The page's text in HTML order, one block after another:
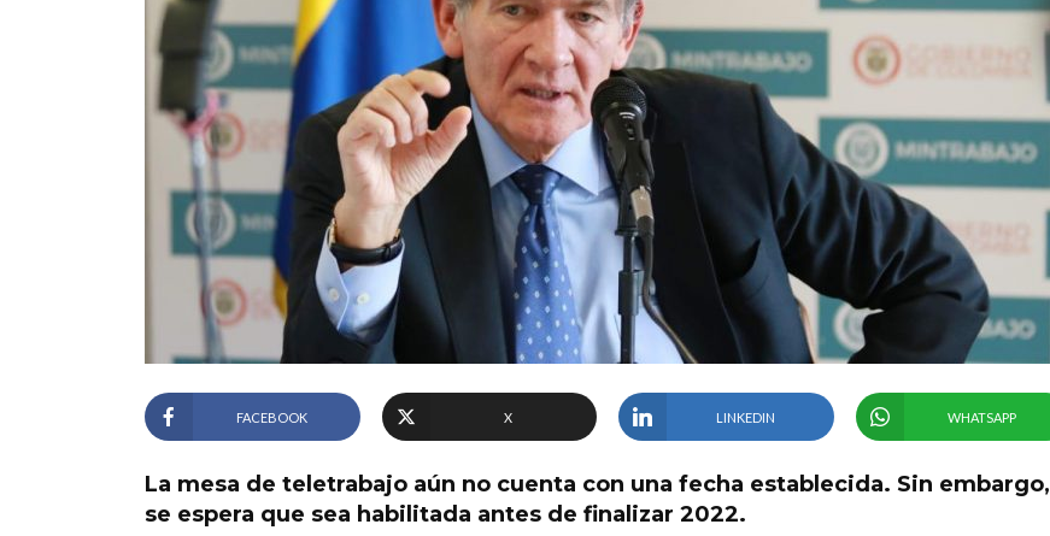
FACEBOOK X LINKEDIN WHATSAPP
La mesa de teletrabajo aún no cuenta con una fecha establecida. Sin embargo,
se espera que sea habilitada antes de finalizar 2022.